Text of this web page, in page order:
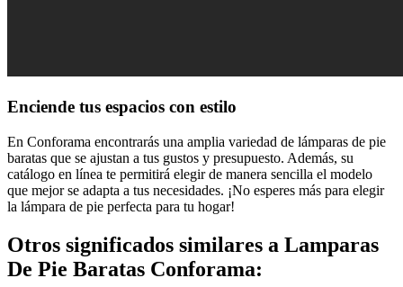
Enciende tus espacios con estilo
En Conforama encontrarás una amplia variedad de lámparas de pie
baratas que se ajustan a tus gustos y presupuesto. Además, su
catálogo en línea te permitirá elegir de manera sencilla el modelo
que mejor se adapta a tus necesidades. ¡No esperes más para elegir
la lámpara de pie perfecta para tu hogar!
Otros significados similares a Lamparas
De Pie Baratas Conforama: